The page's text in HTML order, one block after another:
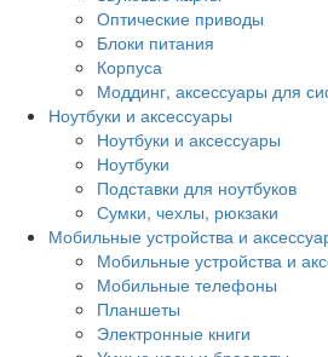
Оптические приводы
Блоки питания
Корпуса
Моддинг, аксессуары для
Ноутбуки и аксессуары
Ноутбуки и аксессуары
Ноутбуки
Подставки для ноутбуков
Сумки, чехлы, рюкзаки
Мобильные устройства и
Мобильные устройства и
Мобильные телефоны
Планшеты
Электронные книги